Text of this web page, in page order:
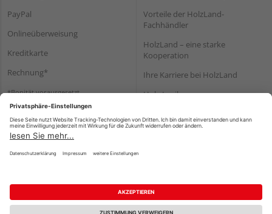
PayPal
Onlineüberweisung
Kreditkarte
Rechnung*
*Bonität vorausgesetzt
Vorteile der HolzLand-
Fachhändler
HolzLand – eine starke
Kooperation
Ihre Karriere bei HolzLand
Holz-Lexikon
Impressum Datenschutz
Nutzungsbedingungen
Barrierefreiheitserklärung
Vertrag widerrufen